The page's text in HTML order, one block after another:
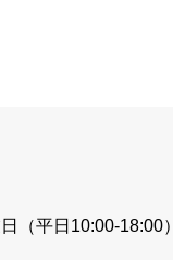
（平日10:00-18:00）